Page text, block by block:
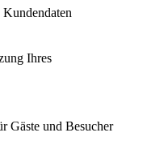
Ihres
Gäste und Besucher